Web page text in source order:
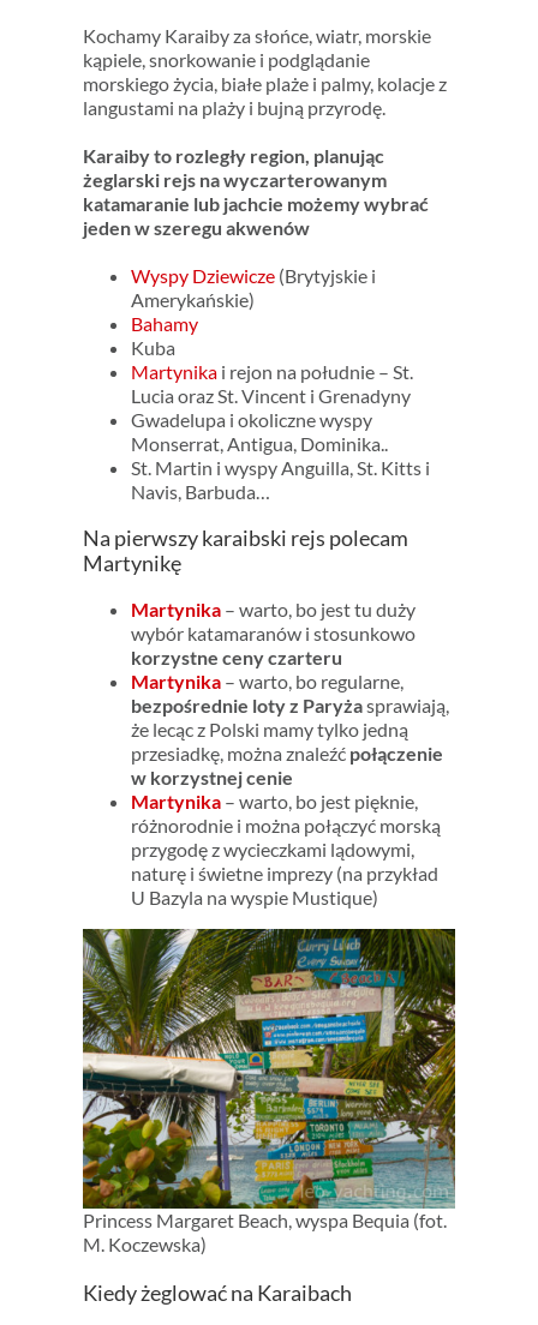
Kochamy Karaiby za słońce, wiatr, morskie
kąpiele, snorkowanie i podglądanie
morskiego życia, białe plaże i palmy, kolacje z
langustami na plaży i bujną przyrodę.
Karaiby to rozległy region, planując
żeglarski rejs na wyczarterowanym
katamaranie lub jachcie możemy wybrać
jeden w szeregu akwenów
Wyspy Dziewicze(Brytyjskie i
Amerykańskie)
Bahamy
Kuba
Martynikai rejon na południe – St.
Lucia oraz St. Vincent i Grenadyny
Gwadelupa i okoliczne wyspy
Monserrat, Antigua, Dominika..
St. Martin i wyspy Anguilla, St. Kitts i
Navis, Barbuda…
Na pierwszy karaibski rejs polecam
Martynikę
Martynika– warto, bo jest tu duży
wybór katamaranów i stosunkowo
korzystne ceny czarteru
Martynika– warto, bo regularne,
bezpośrednie loty z Paryżasprawiają,
że lecąc z Polski mamy tylko jedną
przesiadkę, można znaleźć połączenie
w korzystnej cenie
Martynika– warto, bo jest pięknie,
różnorodnie i można połączyć morską
przygodę z wycieczkami lądowymi,
naturę i świetne imprezy (na przykład
U Bazyla na wyspie Mustique)
Princess Margaret Beach, wyspa Bequia (fot.
M. Koczewska)
Kiedy żeglować na Karaibach